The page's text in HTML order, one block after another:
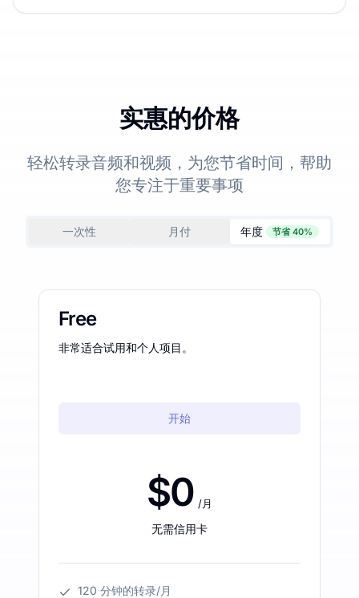
实惠的价格
轻松转录音频和视频，为您节省时间，帮助
您专注于重要事项
一次性 月付 年度 节省 40%
Free
非常适合试用和个人项目。
开始
$0 /月
无需信用卡
120 分钟的转录/月